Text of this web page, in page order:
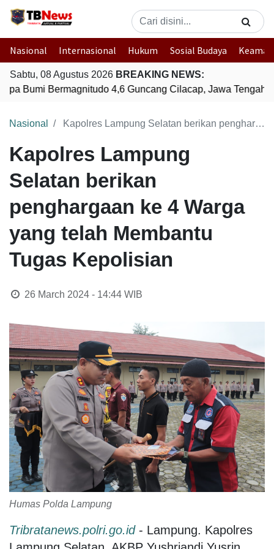
Nasional Internasional Hukum Sosial Budaya
Sabtu, 08 Agustus 2026 BREAKING NEWS:
Bumi Bermagnitudo 4,6 Guncang Cilacap, Jawa Tengah
Nasional Kapolres Lampung Selatan berikan penghargaan ke 4 Warga yang telah Membantu Tugas Kepolisian
Kapolres Lampung
Selatan berikan
penghargaan ke 4 Warga
yang telah Membantu
Tugas Kepolisian
26 March 2024 - 14:44WIB
Humas Polda Lampung
Tribratanews.polri.go.id- Lampung. Kapolres